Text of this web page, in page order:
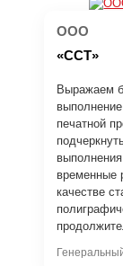
ООО
«ССТ»
Выражаем
печатной
временные
качестве